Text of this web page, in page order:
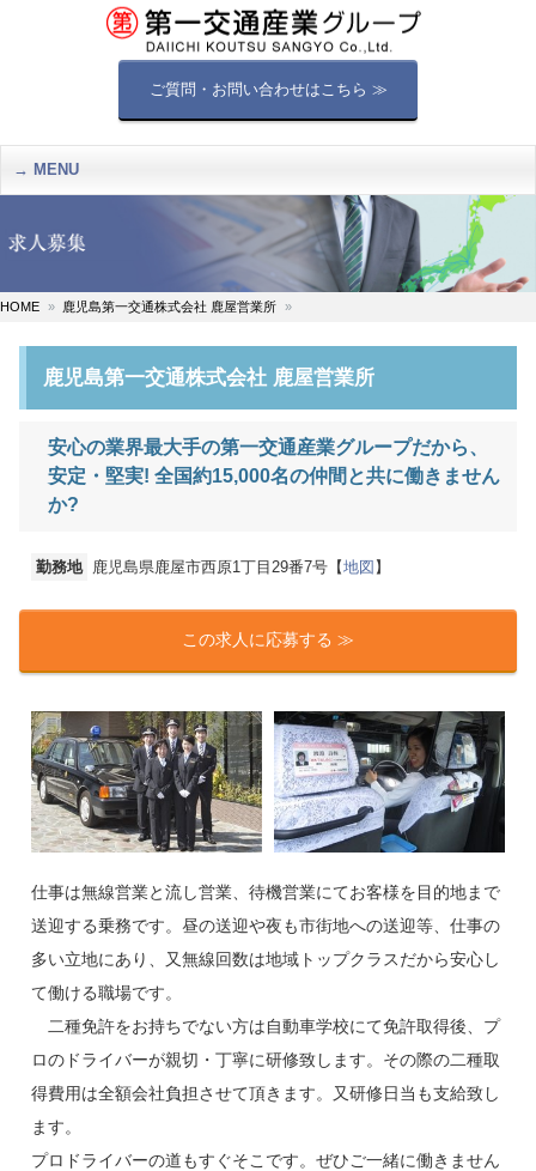
ご質問・お問い合わせはこちら ≫
MENU
HOME 鹿児島第一交通株式会社 鹿屋営業所
鹿児島第一交通株式会社 鹿屋営業所
安心の業界最大手の第一交通産業グループだから、
安定・堅実! 全国約15,000名の仲間と共に働きません
か?
勤務地 鹿児島県鹿屋市西原1丁目29番7号【地図】
この求人に応募する ≫
仕事は無線営業と流し営業、待機営業にてお客様を目的地まで
送迎する乗務です。昼の送迎や夜も市街地への送迎等、仕事の
多い立地にあり、又無線回数は地域トップクラスだから安心し
て働ける職場です。
二種免許をお持ちでない方は自動車学校にて免許取得後、プ
ロのドライバーが親切・丁寧に研修致します。その際の二種取
得費用は全額会社負担させて頂きます。又研修日当も支給致し
ます。
プロドライバーの道もすぐそこです。ぜひご一緒に働きません